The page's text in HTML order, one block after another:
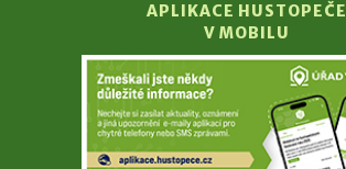
APLIKACE HUSTOPEČE
V MOBILU